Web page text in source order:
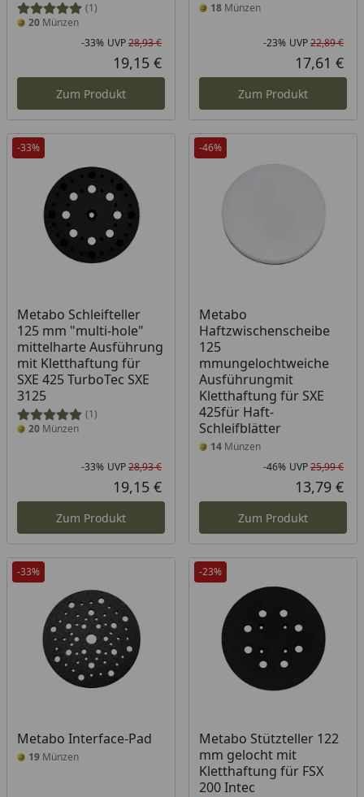
(1)
20 Münzen
Rabatt in Prozent
-33%
Ursprünglicher Preis
UVP28,93 €
Aktueller Preis
19,15 €
Zum Produkt
18Münzen
-23% UVP22,89 €
17,61 €
Zum Produkt
-33%
Metabo Schleifteller
125 mm "multi-hole"
mittelharte Ausführung
mit Kletthaftung für
SXE 425 TurboTec SXE
3125
(1)
20 Münzen
Rabatt in Prozent
-33%
Ursprünglicher Preis
UVP28,93 €
Aktueller Preis
19,15 €
Zum Produkt
-46%
Metabo
Haftzwischenscheibe
125
mmungelochtweiche
Ausführungmit
Kletthaftung für SXE
425für Haft-
Schleifblätter
14Münzen
-46% UVP25,99 €
13,79 €
Zum Produkt
-33%
Metabo Interface-Pad
19 Münzen
-23%
Metabo Stützteller 122
mm gelocht mit
Kletthaftung für FSX
200 Intec